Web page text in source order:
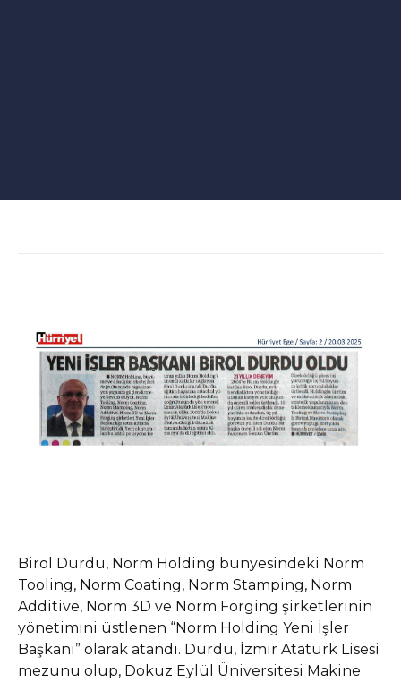
Birol Durdu, Norm Holding bünyesindeki Norm
Tooling, Norm Coating, Norm Stamping, Norm
Additive, Norm 3D ve Norm Forging şirketlerinin
yönetimini üstlenen “Norm Holding Yeni İşler
Başkanı” olarak atandı. Durdu, İzmir Atatürk Lisesi
mezunu olup, Dokuz Eylül Üniversitesi Makine